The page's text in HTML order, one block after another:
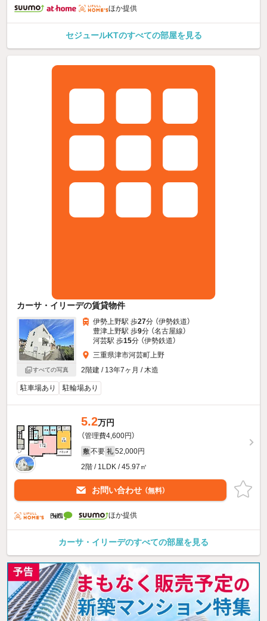
ほか提供
セジュールKTのすべての部屋を見る
カーサ・イリーデの賃貸物件
すべての写真
伊勢上野駅 歩27分 （伊勢鉄道）
豊津上野駅 歩9分 （名古屋線）
河芸駅 歩15分 （伊勢鉄道）
三重県津市河芸町上野
2階建 / 13年7ヶ月 / 木造
駐車場あり 駐輪場あり
5.2万円
（管理費4,600円）
敷 不要 礼 52,000円
2階 / 1LDK / 45.97㎡
お問い合わせ （無料）
ほか提供
カーサ・イリーデのすべての部屋を見る